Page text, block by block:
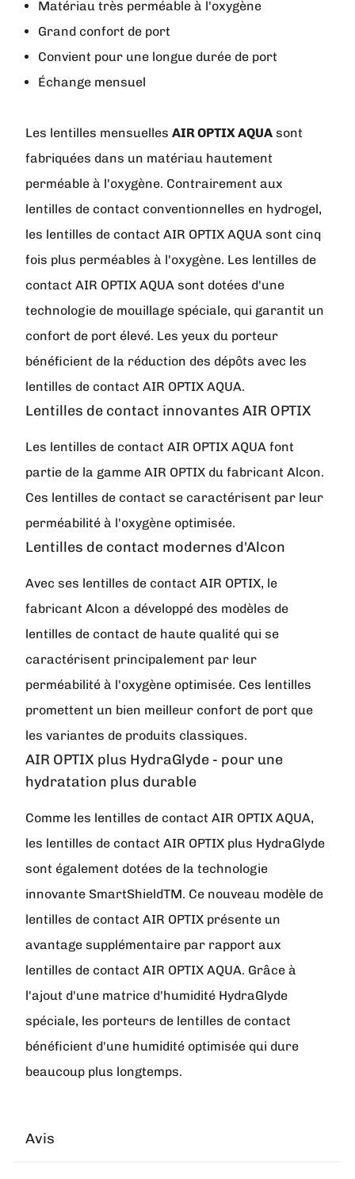
Matériau très perméable à l'oxygène
Grand confort de port
Convient pour une longue durée de port
Échange mensuel
Les lentilles mensuelles AIR OPTIX AQUA sont
fabriquées dans un matériau hautement
perméable à l'oxygène. Contrairement aux
lentilles de contact conventionnelles en hydrogel,
les lentilles de contact AIR OPTIX AQUA sont cinq
fois plus perméables à l'oxygène. Les lentilles de
contact AIR OPTIX AQUA sont dotées d'une
technologie de mouillage spéciale, qui garantit un
confort de port élevé. Les yeux du porteur
bénéficient de la réduction des dépôts avec les
lentilles de contact AIR OPTIX AQUA.
Lentilles de contact innovantes AIR OPTIX
Les lentilles de contact AIR OPTIX AQUA font
partie de la gamme AIR OPTIX du fabricant Alcon.
Ces lentilles de contact se caractérisent par leur
perméabilité à l'oxygène optimisée.
Lentilles de contact modernes d'Alcon
Avec ses lentilles de contact AIR OPTIX, le
fabricant Alcon a développé des modèles de
lentilles de contact de haute qualité qui se
caractérisent principalement par leur
perméabilité à l'oxygène optimisée. Ces lentilles
promettent un bien meilleur confort de port que
les variantes de produits classiques.
AIR OPTIX plus HydraGlyde - pour une
hydratation plus durable
Comme les lentilles de contact AIR OPTIX AQUA,
les lentilles de contact AIR OPTIX plus HydraGlyde
sont également dotées de la technologie
innovante SmartShieldTM. Ce nouveau modèle de
lentilles de contact AIR OPTIX présente un
avantage supplémentaire par rapport aux
lentilles de contact AIR OPTIX AQUA. Grâce à
l'ajout d'une matrice d'humidité HydraGlyde
spéciale, les porteurs de lentilles de contact
bénéficient d'une humidité optimisée qui dure
beaucoup plus longtemps.
Avis